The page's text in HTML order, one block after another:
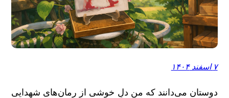
۷ اسفند ۱۴۰۴
دوستان می‌دانند که من دلِ خوشی از رمان‌های شهدایی